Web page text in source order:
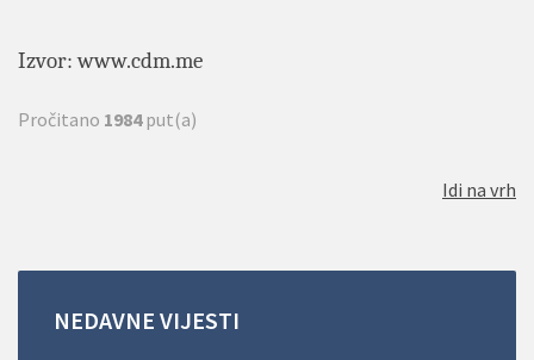
Izvor:www.cdm.me
Pročitano 1984put(a)
Idi na vrh
NEDAVNE VIJESTI